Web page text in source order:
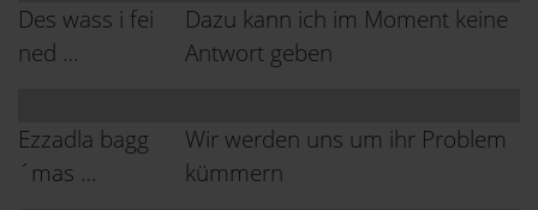
Des wass i fei
ned …
Dazu kann ich im Moment keine
Antwort geben
Ezzadla bagg
´mas …
Wir werden uns um ihr Problem
kümmern